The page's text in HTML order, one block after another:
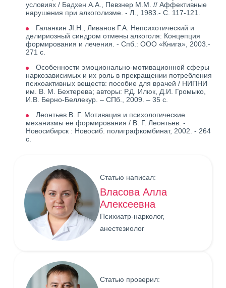
условиях / Бадхен А.А., Певзнер М.М. // Аффективные
нарушения при алкоголизме. - Л., 1983.- С. 117-121.
Галанкин JI.H., Ливанов Г.А. Непсихотический и
делириозный синдром отмены алкоголя: Концепция
формирования и лечения. - Спб.: ООО «Книга», 2003.-
271 с.
Особенности эмоционально-мотивационной сферы
наркозависимых и их роль в прекращении потребления
психоактивных веществ: пособие для врачей / НИПНИ
им. В. М. Бехтерева; авторы: Р.Д. Илюк, Д.И. Громыко,
И.В. Берно-Беллекур. – СПб., 2009. – 35 с.
Леонтьев В. Г. Мотивация и психологические
механизмы ее формирования / В. Г. Леонтьев. -
Новосибирск : Новосиб. полиграфкомбинат, 2002. - 264
с.
Статью написал:
Власова Алла
Алексеевна
Психиатр-нарколог,
анестезиолог
Статью проверил: